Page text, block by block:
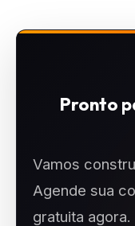
Pronto
Vamos
Agende sua
gratuita agora.